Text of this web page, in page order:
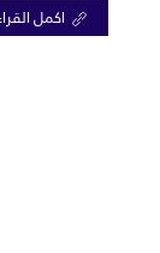
اكمل